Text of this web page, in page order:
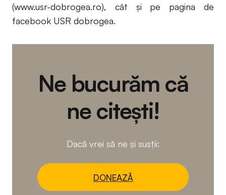
(www.usr-dobrogea.ro), cât şi pe pagina de
facebook USR dobrogea.
Ne bucurăm că
ne citești!
Dacă vrei să ne și susții:
DONEAZĂ